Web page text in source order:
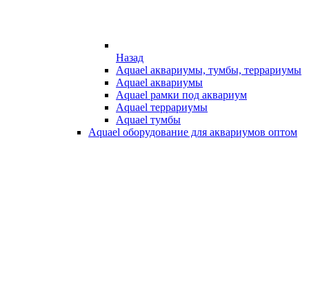
Назад
Aquael аквариумы, тумбы, террариумы
Aquael аквариумы
Aquael рамки под аквариум
Aquael террариумы
Aquael тумбы
Aquael оборудование для аквариумов оптом